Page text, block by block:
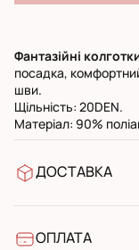
Фантазійні
посадка,
шви.
Щільність: 20DEN.
Матеріал: 90%
ДОСТАВКА
УкрПошта
ОПЛАТА